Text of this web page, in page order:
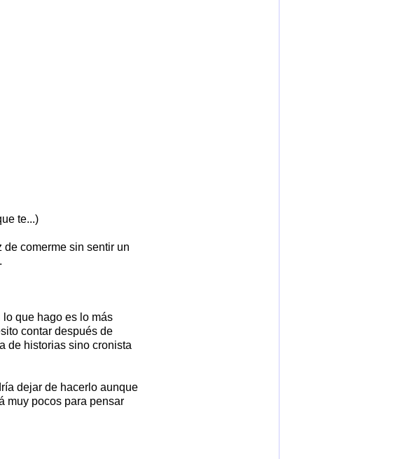
te...)
comerme sin sentir un
que hago es lo más
contar después de
de historias sino cronista
dejar de hacerlo aunque
muy pocos para pensar